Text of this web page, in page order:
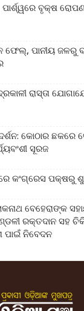
ପାର୍ଶ୍ୱରେ ବୃକ୍ଷ
ପାନୀୟ ଜଳରୁ
ରାସ୍ତା
କୋଠାର
ସୂରଜ
କଂଗ୍ରେସ ପକ୍ଷରୁ
ବେହେରାଙ୍କ
ରକ୍ତଦାନ ସହ
ପାଇଁ ନିବେଦନ